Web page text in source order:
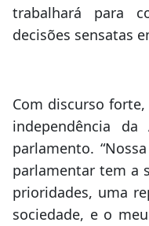
trabalhará para
decisões sensatas
Com discurso
independência
parlamento.
parlamentar tem a
prioridades, uma
sociedade, e o